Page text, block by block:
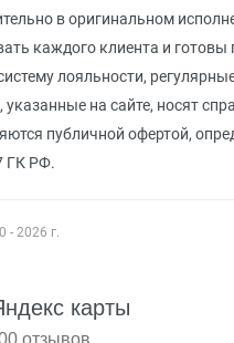
в оригинальном
каждого клиента и готовы
лояльности,
указанные на сайте, носят
публичной офертой,
ГК РФ.
- 2026 г.
карты
отзывов